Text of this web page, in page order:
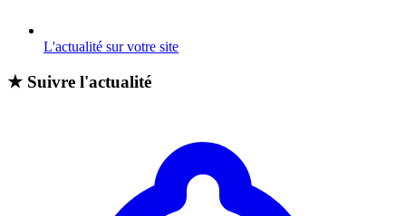
L'actualité sur votre site
★ Suivre l'actualité